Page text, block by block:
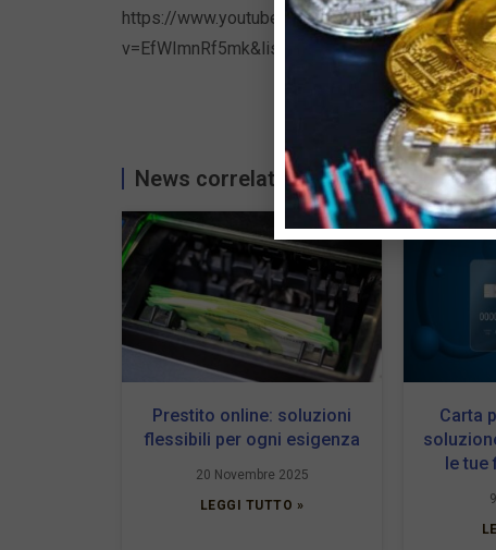
https://www.youtube.com/watch?
News correlate...
Prestito online: soluzioni
flessibili per ogni esigenza
20 Novembre 2025
LEGGI TUTTO »
Carta
le